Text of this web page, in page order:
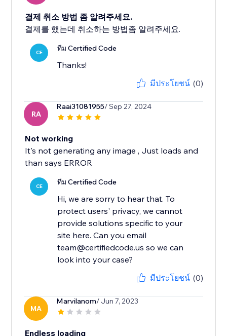
결제 취소 방법 좀 알려주세요.
결제를 했는데 취소하는 방법좀 알려주세요.
CE ทีม Certified Code
Thanks!
มีประโยชน์ (0)
RA
Raai31081955/ Sep 27, 2024
Not working
It's not generating any image , Just loads and
than says ERROR
CE ทีม Certified Code
Hi, we are sorry to hear that. To
protect users' privacy, we cannot
provide solutions specific to your
site here. Can you email
team@certifiedcode.us so we can
look into your case?
มีประโยชน์ (0)
MA
Marvilanom/ Jun 7, 2023
Endless loading